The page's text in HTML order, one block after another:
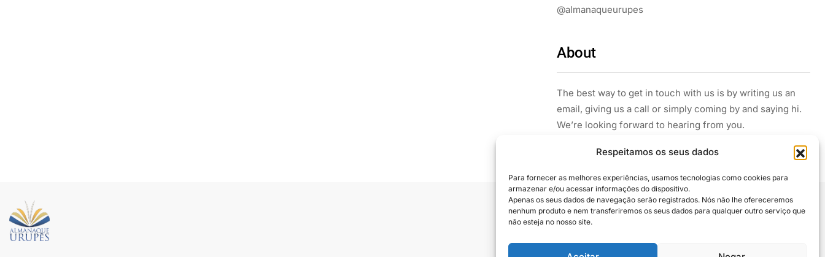
Respeitamos os seus dados
Para fornecer as melhores experiências, usamos tecnologias como cookies para
armazenar e/ou acessar informações do dispositivo.
Apenas os seus dados de navegação serão registrados. Nós não lhe ofereceremos
nenhum produto e nem transferiremos os seus dados para qualquer outro serviço que
não esteja no nosso site.
@almanaqueurupes
About
The best way to get in touch with us is by writing us an
email, giving us a call or simply coming by and saying hi.
We’re looking forward to hearing from you.
Siga e compartilhe